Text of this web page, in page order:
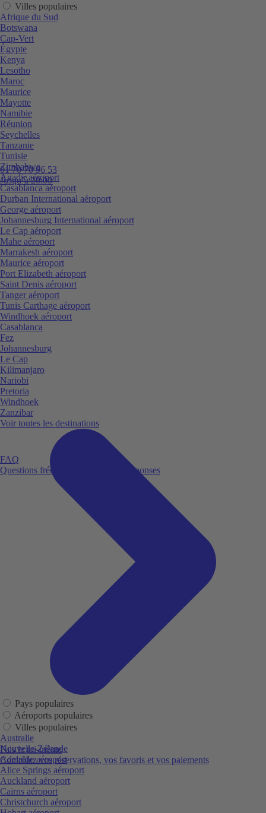
01 70 70 96 53
Jusqu’à 20:00
FAQ
Questions fréquemment posées et réponses
Fais le toi-même
Contrôlez vos réservations, vos favoris et vos paiements
Villes populaires
Afrique du Sud
Botswana
Cap-Vert
Égypte
Kenya
Lesotho
Maroc
Maurice
Mayotte
Namibie
Réunion
Seychelles
Tanzanie
Tunisie
Zimbabwe
Agadir aéroport
Casablanca aéroport
Durban International aéroport
George aéroport
Johannesburg International aéroport
Le Cap aéroport
Mahe aéroport
Marrakesh aéroport
Maurice aéroport
Port Elizabeth aéroport
Saint Denis aéroport
Tanger aéroport
Tunis Carthage aéroport
Windhoek aéroport
Casablanca
Fez
Johannesburg
Le Cap
Kilimanjaro
Nariobi
Pretoria
Windhoek
Zanzibar
Voir toutes les destinations
Pays populaires
Aéroports populaires
Villes populaires
Australie
Nouvelle-Zélande
Adelaide aéroport
Alice Springs aéroport
Auckland aéroport
Cairns aéroport
Christchurch aéroport